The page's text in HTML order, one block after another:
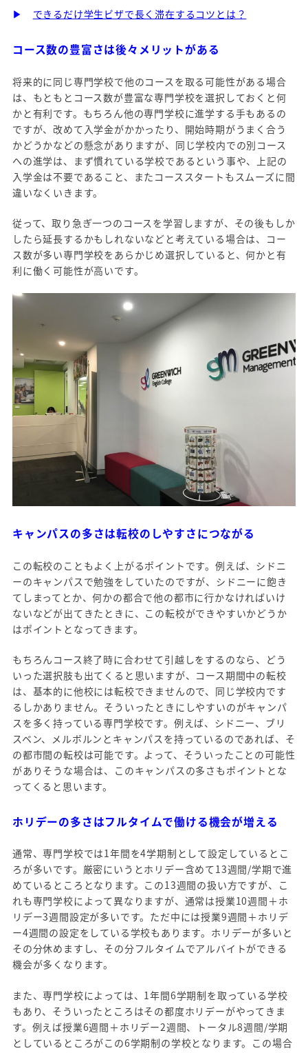
▶ できるだけ学生ビザで長く滞在するコツとは？
コース数の豊富さは後々メリットがある
将来的に同じ専門学校で他のコースを取る可能性がある場合
は、もともとコース数が豊富な専門学校を選択しておくと何
かと有利です。もちろん他の専門学校に進学する手もあるの
ですが、改めて入学金がかかったり、開始時期がうまく合う
かどうかなどの懸念がありますが、同じ学校内での別コース
への進学は、まず慣れている学校であるという事や、上記の
入学金は不要であること、またコーススタートもスムーズに間
違いなくいきます。
従って、取り急ぎ一つのコースを学習しますが、その後もしか
したら延長するかもしれないなどと考えている場合は、コー
ス数が多い専門学校をあらかじめ選択していると、何かと有
利に働く可能性が高いです。
キャンパスの多さは転校のしやすさにつながる
この転校のこともよく上がるポイントです。例えば、シドニ
ーのキャンパスで勉強をしていたのですが、シドニーに飽き
てしまってとか、何かの都合で他の都市に行かなければいけ
ないなどが出てきたときに、この転校ができやすいかどうか
はポイントとなってきます。
もちろんコース終了時に合わせて引越しをするのなら、どう
いった選択肢も出てくると思いますが、コース期間中の転校
は、基本的に他校には転校できませんので、同じ学校内です
るしかありません。そういったときにしやすいのがキャンパ
スを多く持っている専門学校です。例えば、シドニー、ブリ
スベン、メルボルンとキャンパスを持っているのであれば、そ
の都市間の転校は可能です。よって、そういったことの可能性
がありそうな場合は、このキャンパスの多さもポイントとな
ってくると思います。
ホリデーの多さはフルタイムで働ける機会が増える
通常、専門学校では1年間を4学期制として設定しているとこ
ろが多いです。厳密にいうとホリデー含めて13週間/学期で進
めているところとなります。この13週間の扱い方ですが、こ
れも専門学校によって異なりますが、通常は授業10週間＋ホ
リデー3週間設定が多いです。ただ中には授業9週間＋ホリデ
ー4週間の設定をしている学校もあります。ホリデーが多いと
その分休めますし、その分フルタイムでアルバイトができる
機会が多くなります。
また、専門学校によっては、1年間6学期制を取っている学校
もあり、そういったところはその都度ホリデーがやってきま
す。例えば授業6週間＋ホリデー2週間、トータル8週間/学期
としているところがこの6学期制の学校となります。この場合